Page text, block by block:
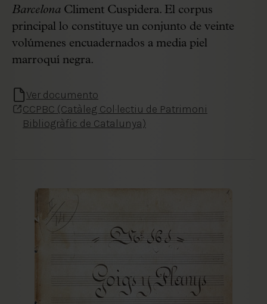
Barcelona Climent Cuspidera. El corpus
principal lo constituye un conjunto de veinte
volúmenes encuadernados a media piel
marroquí negra.
Ver documento
CCPBC (Catàleg Col·lectiu de Patrimoni
Bibliogràfic de Catalunya)